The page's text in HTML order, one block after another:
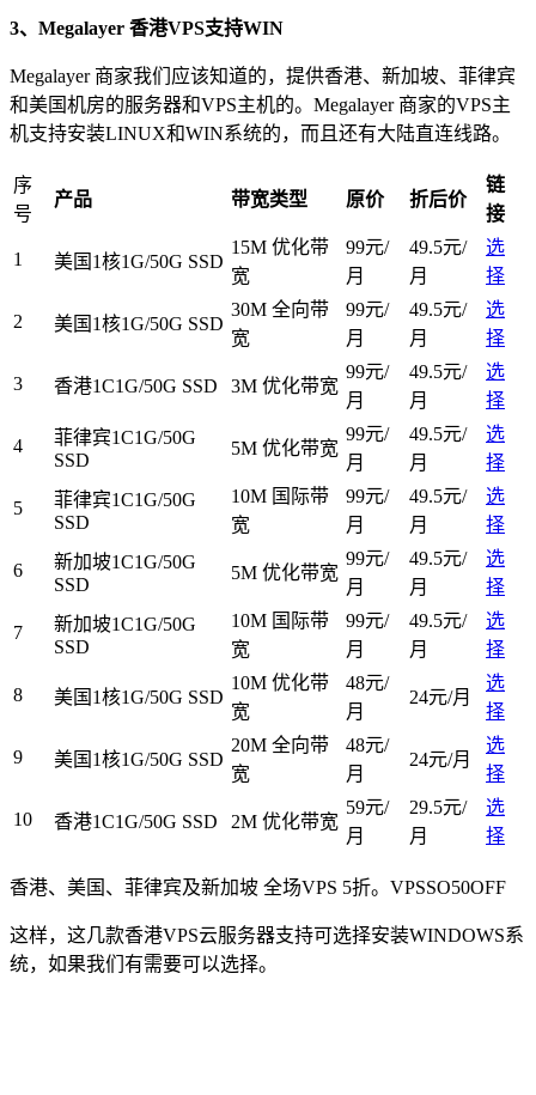
3、Megalayer 香港VPS支持WIN
Megalayer 商家我们应该知道的，提供香港、新加坡、菲律宾
和美国机房的服务器和VPS主机的。Megalayer 商家的VPS主
机支持安装LINUX和WIN系统的，而且还有大陆直连线路。
序
号
产品 带宽类型 原价 折后价
链
接
1 美国1核1G/50G SSD
15M 优化带
宽
99元/
月
49.5元/
月
选
择
2 美国1核1G/50G SSD
30M 全向带
宽
99元/
月
49.5元/
月
选
择
3 香港1C1G/50G SSD 3M 优化带宽
99元/
月
49.5元/
月
选
择
4
菲律宾1C1G/50G
SSD
5M 优化带宽
99元/
月
49.5元/
月
选
择
5
菲律宾1C1G/50G
SSD
10M 国际带
宽
99元/
月
49.5元/
月
选
择
6
新加坡1C1G/50G
SSD
5M 优化带宽
99元/
月
49.5元/
月
选
择
7
新加坡1C1G/50G
SSD
10M 国际带
宽
99元/
月
49.5元/
月
选
择
8 美国1核1G/50G SSD
10M 优化带
宽
48元/
月
24元/月
选
择
9 美国1核1G/50G SSD
20M 全向带
宽
48元/
月
24元/月
选
择
10 香港1C1G/50G SSD 2M 优化带宽
59元/
月
29.5元/
月
选
择
香港、美国、菲律宾及新加坡 全场VPS 5折。 VPSSO50OFF
这样，这几款香港VPS云服务器支持可选择安装WINDOWS系
统，如果我们有需要可以选择。